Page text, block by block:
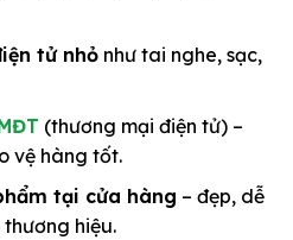
tử nhỏnhư tai nghe, sạc,
(thương mại điện tử) –
vệ hàng tốt.
tại cửa hàng – đẹp, dễ
hiệu.